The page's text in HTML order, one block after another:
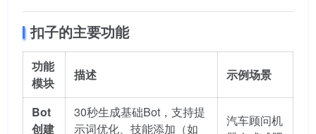
扣子的主要功能
功能
模块
描述 示例场景
Bot
创建
30秒生成基础Bot，支持提
示词优化、技能添加（如
汽车顾问机